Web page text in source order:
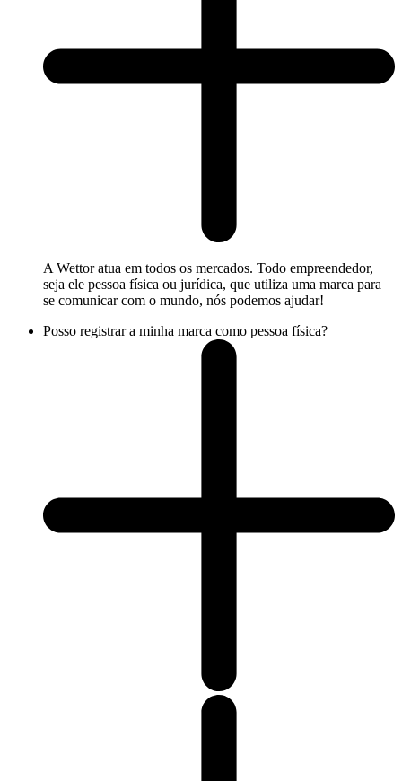
A Wettor atua em todos os mercados. Todo empreendedor,
seja ele pessoa física ou jurídica, que utiliza uma marca para
se comunicar com o mundo, nós podemos ajudar!
Posso registrar a minha marca como pessoa física?